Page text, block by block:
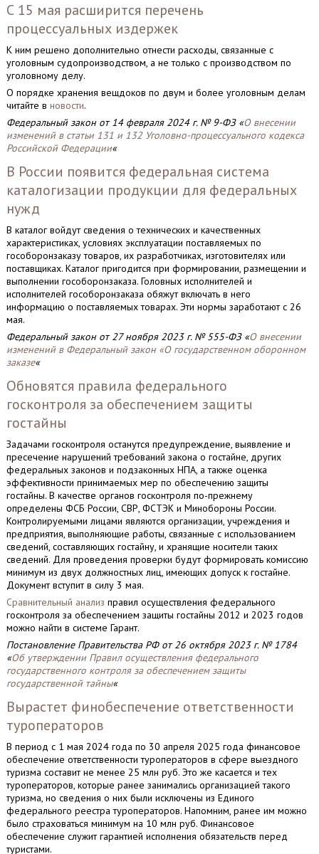
С 15 мая расширится перечень
процессуальных издержек
К ним решено дополнительно отнести расходы, связанные с
уголовным судопроизводством, а не только с производством по
уголовному делу.
О порядке хранения вещдоков по двум и более уголовным делам
читайте в новости.
Федеральный закон от 14 февраля 2024 г. № 9-ФЗ «О внесении
изменений в статьи 131 и 132 Уголовно-процессуального кодекса
Российской Федерации«
В России появится федеральная система
каталогизации продукции для федеральных
нужд
В каталог войдут сведения о технических и качественных
характеристиках, условиях эксплуатации поставляемых по
гособоронзаказу товаров, их разработчиках, изготовителях или
поставщиках. Каталог пригодится при формировании, размещении и
выполнении гособоронзаказа. Головных исполнителей и
исполнителей гособоронзаказа обяжут включать в него
информацию о поставляемых товарах. Эти нормы заработают с 26
мая.
Федеральный закон от 27 ноября 2023 г. № 555-ФЗ «О внесении
изменений в Федеральный закон «О государственном оборонном
заказе«
Обновятся правила федерального
госконтроля за обеспечением защиты
гостайны
Задачами госконтроля останутся предупреждение, выявление и
пресечение нарушений требований закона о гостайне, других
федеральных законов и подзаконных НПА, а также оценка
эффективности принимаемых мер по обеспечению защиты
гостайны. В качестве органов госконтроля по-прежнему
определены ФСБ России, СВР, ФСТЭК и Минобороны России.
Контролируемыми лицами являются организации, учреждения и
предприятия, выполняющие работы, связанные с использованием
сведений, составляющих гостайну, и хранящие носители таких
сведений. Для проведения проверки будут формировать комиссию
минимум из двух должностных лиц, имеющих допуск к гостайне.
Документ вступит в силу 3 мая.
Сравнительный анализ правил осуществления федерального
госконтроля за обеспечением защиты гостайны 2012 и 2023 годов
можно найти в системе Гарант.
Постановление Правительства РФ от 26 октября 2023 г. № 1784
«Об утверждении Правил осуществления федерального
государственного контроля за обеспечением защиты
государственной тайны«
Вырастет финобеспечение ответственности
туроператоров
В период с 1 мая 2024 года по 30 апреля 2025 года финансовое
обеспечение ответственности туроператоров в сфере выездного
туризма составит не менее 25 млн руб. Это же касается и тех
туроператоров, которые ранее занимались организацией такого
туризма, но сведения о них были исключены из Единого
федерального реестра туроператоров. Напомним, ранее им можно
было страховаться минимум на 10 млн руб. Финансовое
обеспечение служит гарантией исполнения обязательств перед
туристами.